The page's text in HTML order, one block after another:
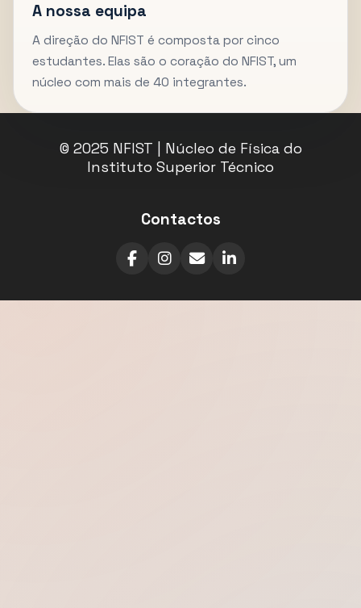
A nossa equipa
A direção do NFIST é composta por cinco
estudantes. Elas são o coração do NFIST, um
núcleo com mais de 40 integrantes.
© 2025 NFIST | Núcleo de Física do
Instituto Superior Técnico
Contactos